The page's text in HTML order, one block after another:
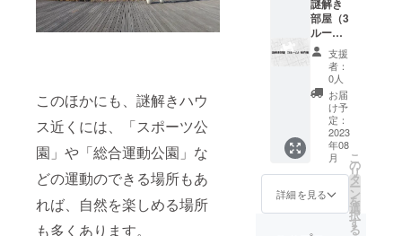
このほかにも、謎解きハウ
ス近くには、「スポーツ公
園」や「総合運動公園」な
どの運動のできる場所もあ
れば、自然を楽しめる場所
も多くあります。
効期限
は2023
年12月
31日ま
でとさ
せてい
ただき
ます。
効期限
は2023
年12月
31日ま
でとさ
せてい
ただき
ます。
ていた
だきま
す。
は謎解
き作家
○○制作
といっ
た形で
紹介す
ると同
時に、
ツイッ
ターア
カウン
トなど
もお伝
えして
ます。
そこで
REX
FIELD
の２室
を利用
して謎
解き部
屋を
作って
みませ
んか？
部屋は
引き戸
で繋
がって
謎解き
部屋（3
ルー
ム）制
作権 謎
解き作
家さん
や目指
してい
る中に
は、実
際に脱
出ゲー
ムの部
屋を作
りたい
支援
者：
0人
お届
け予
定：
2023
年08
月
詳細を見る
こ
の
リ
タ
ー
ン
を
選
択
す
る